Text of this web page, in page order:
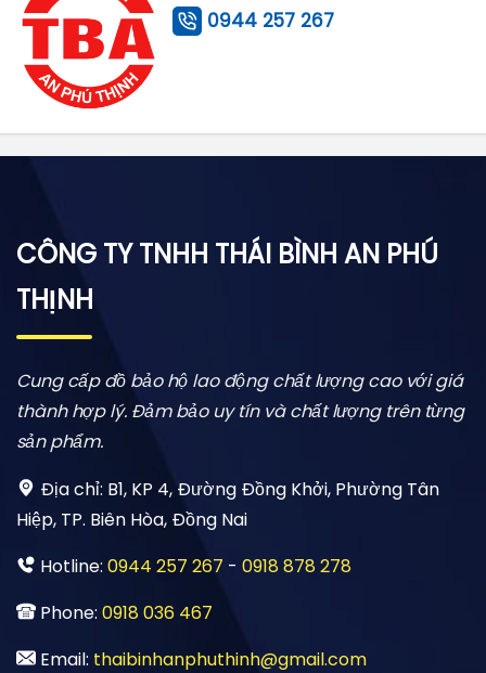
0944 257 267
CÔNG TY TNHH THÁI BÌNH AN PHÚ
THỊNH
Cung cấp đồ bảo hộ lao động chất lượng cao với giá
thành hợp lý. Đảm bảo uy tín và chất lượng trên từng
sản phẩm.
Địa chỉ: B1, KP 4, Đường Đồng Khởi, Phường Tân
Hiệp, TP. Biên Hòa, Đồng Nai
Hotline: 0944 257 267 - 0918 878 278
Phone: 0918 036 467
Email: thaibinhanphuthinh@gmail.com